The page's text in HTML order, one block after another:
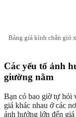
Bảng giá kính chắn gió
Các yếu tố ảnh
giường nằm
Bạn có bao giờ tự hỏi
giá khác nhau ở các
ảnh hưởng lớn đến giá